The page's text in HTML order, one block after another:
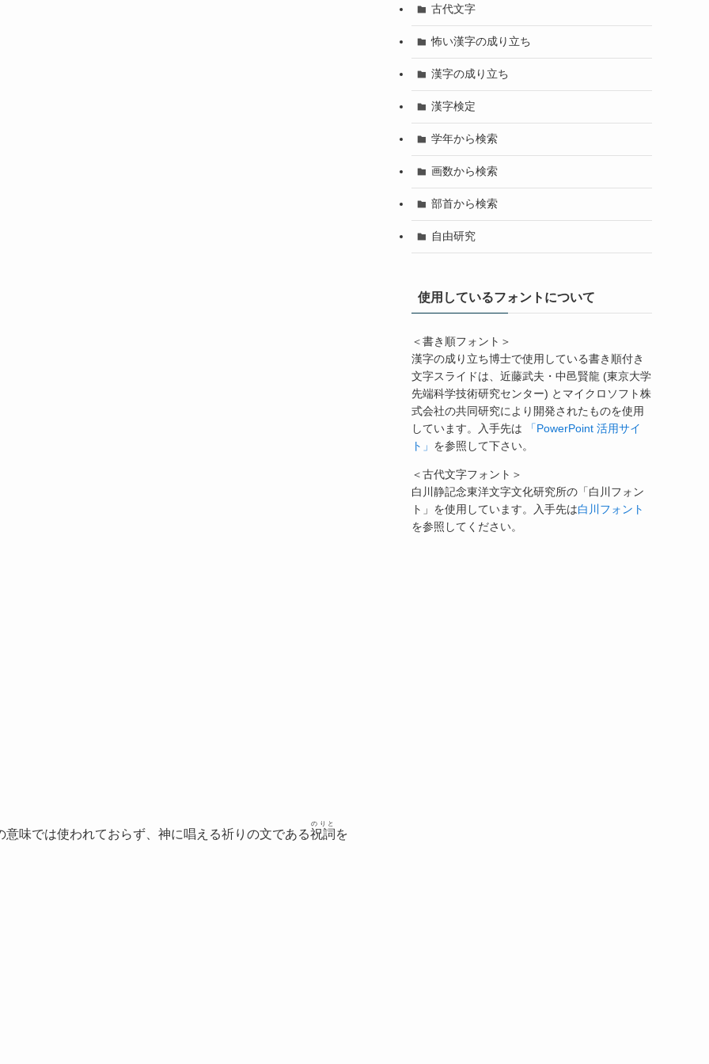
味では使われておらず、神に唱える祈りの文である祝詞
のりと
を
古代文字
怖い漢字の成り立ち
漢字の成り立ち
漢字検定
学年から検索
画数から検索
部首から検索
自由研究
使用しているフォントについて
＜書き順フォント＞
漢字の成り立ち博士で使用している書き順付き
文字スライドは、近藤武夫・中邑賢龍 (東京大学
先端科学技術研究センター) とマイクロソフト株
式会社の共同研究により開発されたものを使用
しています。入手先は
「PowerPoint 活用サイ
ト」 を参照して下さい。
＜古代文字フォント＞
白川静記念東洋文字文化研究所の「白川フォン
ト」を使用しています。入手先は白川フォント
を参照してください。